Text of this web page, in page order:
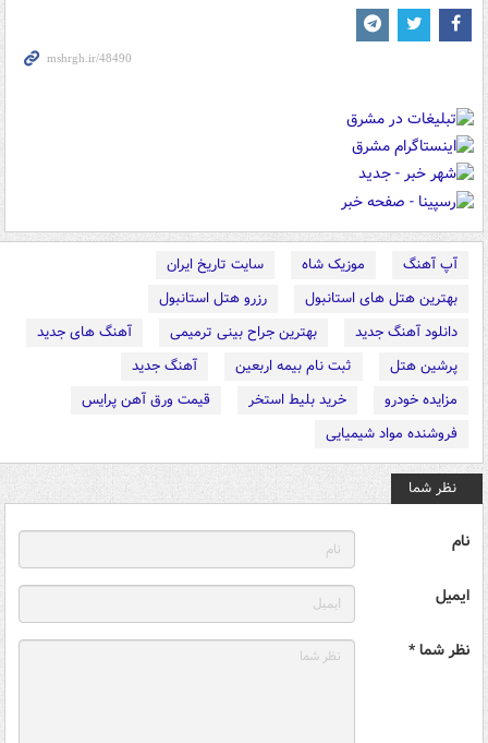
آپ آهنگ موزیک شاه
سایت تاریخ ایران
بهترین هتل های استانبول
رزرو هتل استانبول
دانلود آهنگ جدید
بهترین جراح بینی ترمیمی
آهنگ های جدید
پرشین هتل
ثبت نام بیمه اربعین
آهنگ جدید
مزایده خودرو
خرید بلیط استخر
قیمت ورق آهن پرایس
فروشنده مواد شیمیایی
نظر شما
نام
ایمیل
نظر شما *